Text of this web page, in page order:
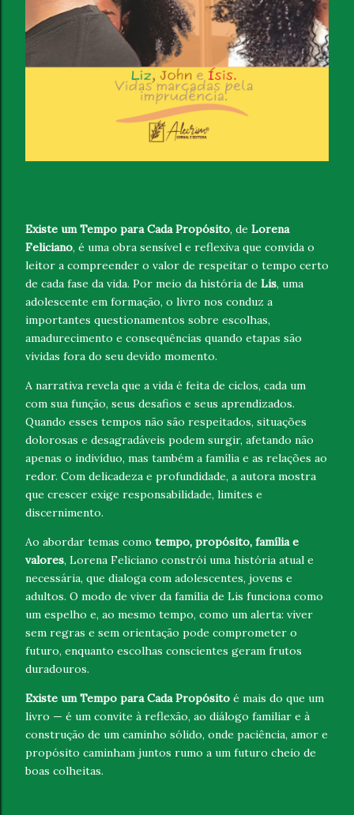
Existe um Tempo para Cada Propósito, de Lorena
Feliciano, é uma obra sensível e reflexiva que convida o
leitor a compreender o valor de respeitar o tempo certo
de cada fase da vida. Por meio da história de Lis, uma
adolescente em formação, o livro nos conduz a
importantes questionamentos sobre escolhas,
amadurecimento e consequências quando etapas são
vividas fora do seu devido momento.
A narrativa revela que a vida é feita de ciclos, cada um
com sua função, seus desafios e seus aprendizados.
Quando esses tempos não são respeitados, situações
dolorosas e desagradáveis podem surgir, afetando não
apenas o indivíduo, mas também a família e as relações ao
redor. Com delicadeza e profundidade, a autora mostra
que crescer exige responsabilidade, limites e
discernimento.
Ao abordar temas como tempo, propósito, família e
valores, Lorena Feliciano constrói uma história atual e
necessária, que dialoga com adolescentes, jovens e
adultos. O modo de viver da família de Lis funciona como
um espelho e, ao mesmo tempo, como um alerta: viver
sem regras e sem orientação pode comprometer o
futuro, enquanto escolhas conscientes geram frutos
duradouros.
Existe um Tempo para Cada Propósito é mais do que um
livro — é um convite à reflexão, ao diálogo familiar e à
construção de um caminho sólido, onde paciência, amor e
propósito caminham juntos rumo a um futuro cheio de
boas colheitas.